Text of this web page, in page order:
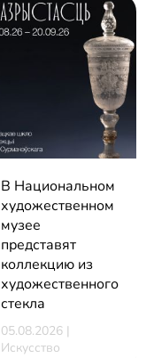
В Национальном
художественном
музее
представят
коллекцию из
художественного
стекла
05.08.2026 |
Искусство